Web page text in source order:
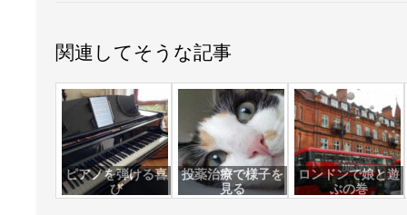
関連してそうな記事
ピアノを弾ける喜
び
投薬治療で様子を
見る
ロンドンで娘と遊
ぶの巻